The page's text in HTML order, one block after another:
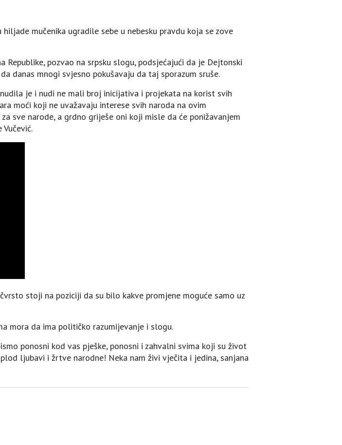
mučenika ugradile sebe u nebesku pravdu koja se zove
Republike, pozvao na srpsku slogu, podsjećajući da je Dejtonski
danas mnogi svjesno pokušavaju da taj sporazum sruše.
je i nudi ne mali broj inicijativa i projekata na korist svih
moći koji ne uvažavaju interese svih naroda na ovim
sve narode, a grdno griješe oni koji misle da će ponižavanjem
stoji na poziciji da su bilo kakve promjene moguće samo uz
mora da ima političko razumijevanje i slogu.
ponosni kod vas pješke, ponosni i zahvalni svima koji su život
ljubavi i žrtve narodne! Neka nam živi vječita i jedina, sanjana